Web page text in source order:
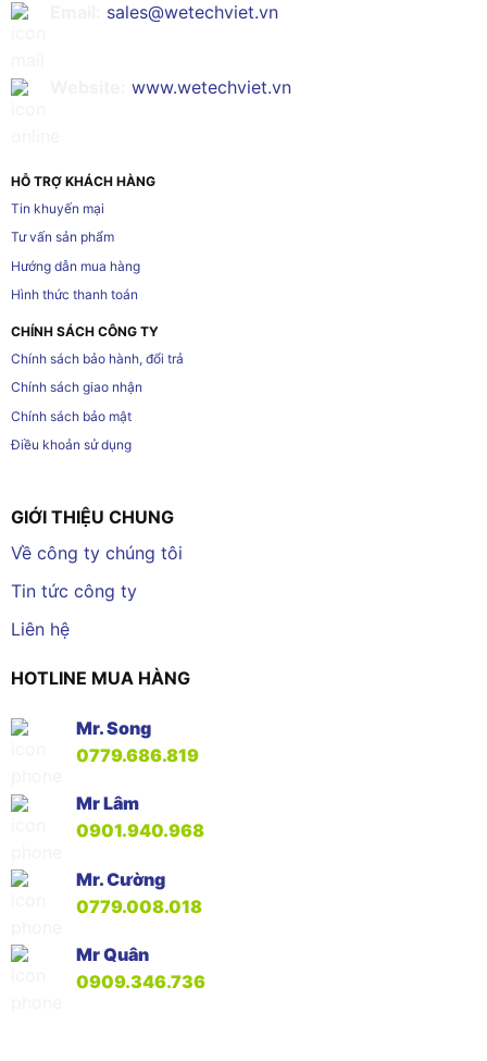
sales@wetechviet.vn
www.wetechviet.vn
HỖ TRỢ KHÁCH HÀNG
Tin khuyến mại
Tư vấn sản phẩm
Hướng dẫn mua hàng
Hình thức thanh toán
CHÍNH SÁCH CÔNG TY
Chính sách bảo hành, đổi trả
Chính sách giao nhận
Chính sách bảo mật
Điều khoản sử dụng
GIỚI THIỆU CHUNG
Về công ty chúng tôi
Tin tức công ty
Liên hệ
HOTLINE MUA HÀNG
Mr. Song
0779.686.819
Mr Lâm
0901.940.968
Mr. Cường
0779.008.018
Mr Quân
0909.346.736